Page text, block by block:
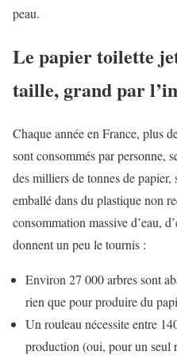
peau.
Le papier toilette
taille, grand par
Chaque année en France, plus
sont consommés par personne,
des milliers de tonnes de
emballé dans du plastique non
consommation massive d’eau,
donnent un peu le tournis :
Environ 27 000 arbres sont
rien que pour produire du
Un rouleau nécessite entre
production (oui, pour un seul